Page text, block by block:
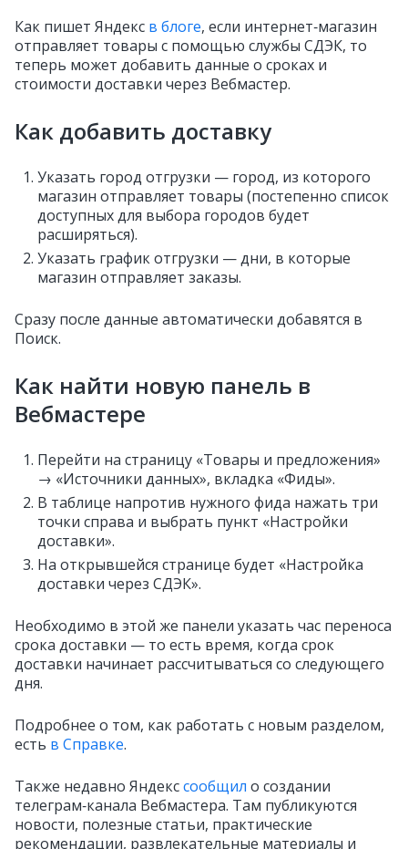
Как пишет Яндекс в блоге, если интернет‑магазин
отправляет товары с помощью службы СДЭК, то
теперь может добавить данные о сроках и
стоимости доставки через Вебмастер.
Как добавить доставку
Указать город отгрузки — город, из которого
магазин отправляет товары (постепенно список
доступных для выбора городов будет
расширяться).
Указать график отгрузки — дни, в которые
магазин отправляет заказы.
Сразу после данные автоматически добавятся в
Поиск.
Как найти новую панель в
Вебмастере
Перейти на страницу «Товары и предложения»
→ «Источники данных», вкладка «Фиды».
В таблице напротив нужного фида нажать три
точки справа и выбрать пункт «Настройки
доставки».
На открывшейся странице будет «Настройка
доставки через СДЭК».
Необходимо в этой же панели указать час переноса
срока доставки — то есть время, когда срок
доставки начинает рассчитываться со следующего
дня.
Подробнее о том, как работать с новым разделом,
есть в Справке.
Также недавно Яндекссообщил о создании
телеграм‑канала Вебмастера. Там публикуются
новости, полезные статьи, практические
рекомендации, развлекательные материалы и